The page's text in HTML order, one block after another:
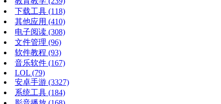
下载工具 (118)
其他应用 (410)
电子阅读 (308)
文件管理 (96)
软件教程 (93)
音乐软件 (167)
LOL (79)
安卓手游 (3327)
系统工具 (184)